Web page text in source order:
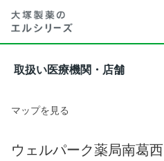
取扱い医療機関・店舗
マップを見る
ウェルパーク薬局南葛西